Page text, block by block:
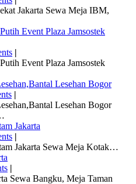
Jakarta Sewa Meja IBM,
Event Plaza Jamsostek
|
Event Plaza Jamsostek
Lesehan Bogor
|
Lesehan Bogor
Jakarta
|
Jakarta Sewa Meja Kotak…
|
Sewa Bangku, Meja Taman